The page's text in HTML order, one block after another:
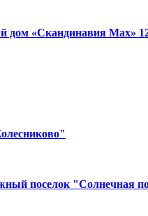
дом «Скандинавия Max»
поселок "Солнечная